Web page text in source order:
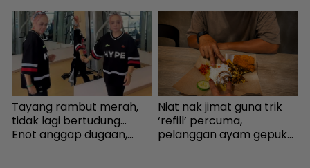
Tayang rambut merah,
tidak lagi bertudung...
Enot anggap dugaan,
Niat nak jimat guna trik
‘refill’ percuma,
pelanggan ayam gepuk